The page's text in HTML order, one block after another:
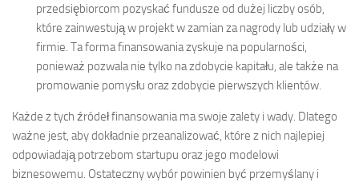
przedsiębiorcom pozyskać fundusze od dużej liczby osób,
które zainwestują w projekt w zamian za nagrody lub udziały w
firmie. Ta forma finansowania zyskuje na popularności,
ponieważ pozwala nie tylko na zdobycie kapitału, ale także na
promowanie pomysłu oraz zdobycie pierwszych klientów.
Każde z tych źródeł finansowania ma swoje zalety i wady. Dlatego
ważne jest, aby dokładnie przeanalizować, które z nich najlepiej
odpowiadają potrzebom startupu oraz jego modelowi
biznesowemu. Ostateczny wybór powinien być przemyślany i